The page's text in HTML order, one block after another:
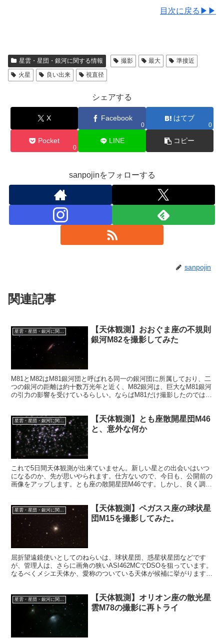
目次に戻る▶▶
星雲・星団・銀河に関する情報 撮影 最大
準接近
火星
良い出来 視直径
シェアする
X Facebook
0
はてブ
0
Pocket
0
LINE コピー
sanpojinをフォローする
sanpojin
関連記事
【天体観測】おおぐま座の不規則
銀河M82を撮影してみた
M81とM82はM81銀河団と呼ばれる同一の銀河団に所属しており、二
つの銀河の距離は約十数万光年と近く、M82銀河は、巨大なM81銀河
の引力の影響を受けているらしい。ならばM81だけ撮影したのでは片
星雲・星団・銀河に関する情報
【天体観測】とも座散開星団M46
と、意外な何か
これで5日間天体観測が出来ていません。新しい星との出会いはいつ
になるのか、先が思いやられます。仕方ないので、今日も、公開前の
画像をアップします。とも座の散開星団M46です。しかし、良く調べ
【天体観測】ペガスス座の球状星
団M15を撮影してみた。
屈折望遠鏡使いとしてのねらいは、球状星団、惑星状星団などです
が、管理人は、さらに画角の狭いASI462MCでDSOを狙っています。
なるべくメシエ天体か、愛称のついている天体が候補に挙がります。
【天体観測】オリオン座の散光星
雲M78の撮影に再トライ